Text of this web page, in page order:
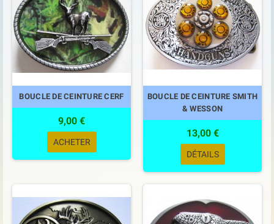
BOUCLE DE CEINTURE CERF
9,00 €
ACHETER
BOUCLE DE CEINTURE SMITH
& WESSON
13,00 €
DÉTAILS